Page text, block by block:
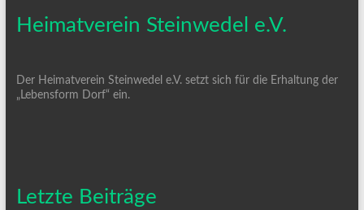
Heimatverein Steinwedel e.V.
Der Heimatverein Steinwedel e.V. setzt sich für die Erhaltung der
„Lebensform Dorf“ ein.
Letzte Beiträge